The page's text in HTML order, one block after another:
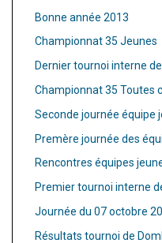
Bonne année 2013
Championnat 35 Jeunes
Dernier tournoi interne
Championnat 35 Toutes
Seconde journée équipe
Premère journée des
Rencontres équipes
Premier tournoi interne
Journée du 07 octobre
Résultats tournoi de